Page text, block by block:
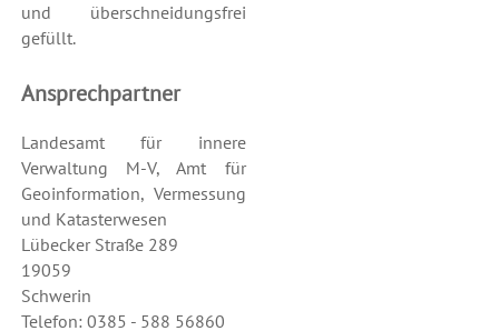
und überschneidungsfrei
gefüllt.
Ansprechpartner
Landesamt für innere
Verwaltung M-V, Amt für
Geoinformation, Vermessung
und Katasterwesen
Lübecker Straße 289
19059
Schwerin
Telefon: 0385 - 588 56860